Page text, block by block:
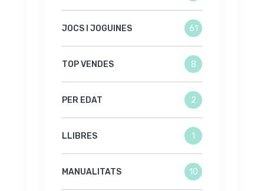
JOCS I JOGUINES 61
TOP VENDES 8
PER EDAT 2
LLIBRES 1
MANUALITATS 10